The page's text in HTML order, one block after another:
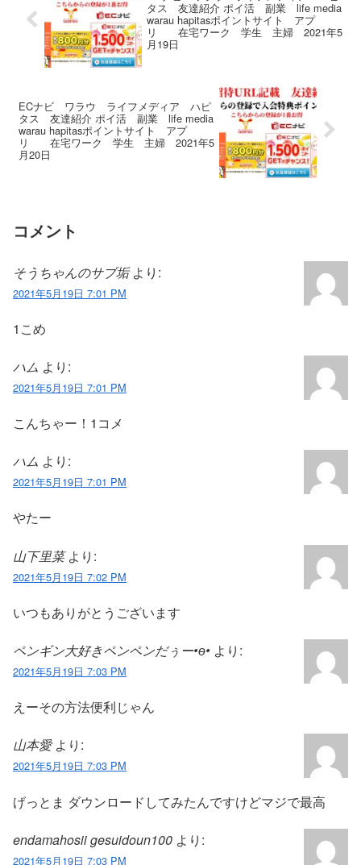
タス 友達紹介 ポイ活 副業 life media
warau hapitasポイントサイト アプ
リ 在宅ワーク 学生 主婦 2021年5
月19日
ECナビ ワラウ ライフメディア ハピ
タス 友達紹介 ポイ活 副業 life media
warau hapitasポイントサイト アプ
リ 在宅ワーク 学生 主婦 2021年5
月20日
コメント
そうちゃんのサブ垢 より:
2021年5月19日 7:01 PM
1こめ
ハム より:
2021年5月19日 7:01 PM
こんちゃー！1コメ
ハム より:
2021年5月19日 7:01 PM
やたー
山下里菜 より:
2021年5月19日 7:02 PM
いつもありがとうございます
ペンギン大好きペンペンだぅー•ө• より:
2021年5月19日 7:03 PM
えーその方法便利じゃん
山本愛 より:
2021年5月19日 7:03 PM
げっとま ダウンロードしてみたんですけどマジで最高
endamahosii gesuidoun100 より:
2021年5月19日 7:03 PM